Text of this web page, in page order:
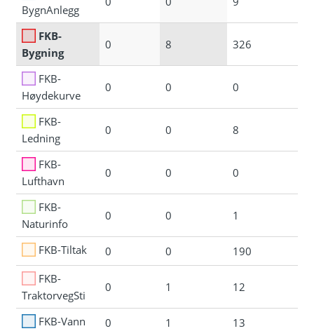
BygnAnlegg
FKB-
Bygning
0 8 326
FKB-
Høydekurve
0 0 0
FKB-
Ledning
0 0 8
FKB-
Lufthavn
0 0 0
FKB-
Naturinfo
0 0 1
FKB-Tiltak 0 0
190
FKB-
TraktorvegSti
0 1 12
FKB-Vann 0 1
13